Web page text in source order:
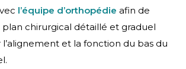
l’équipe d’orthopédie afin de
chirurgical détaillé et graduel
et la fonction du bas du